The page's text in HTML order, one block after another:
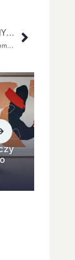
NASTĘPNY WPIS
Aranżacja domowego biura – przestrzeń, która motywuje